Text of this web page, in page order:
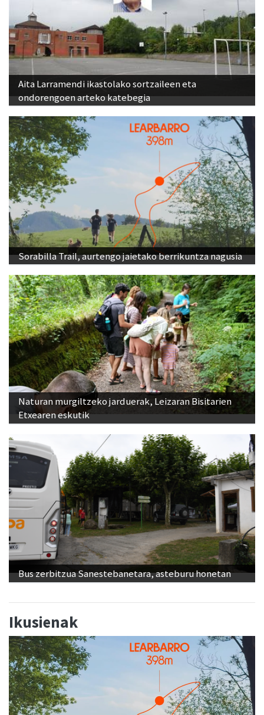
Aita Larramendi ikastolako sortzaileen eta
ondorengoen arteko katebegia
Sorabilla Trail, aurtengo jaietako berrikuntza nagusia
Naturan murgiltzeko jarduerak, Leizaran Bisitarien
Etxearen eskutik
Bus zerbitzua Sanestebanetara, asteburu honetan
Ikusienak